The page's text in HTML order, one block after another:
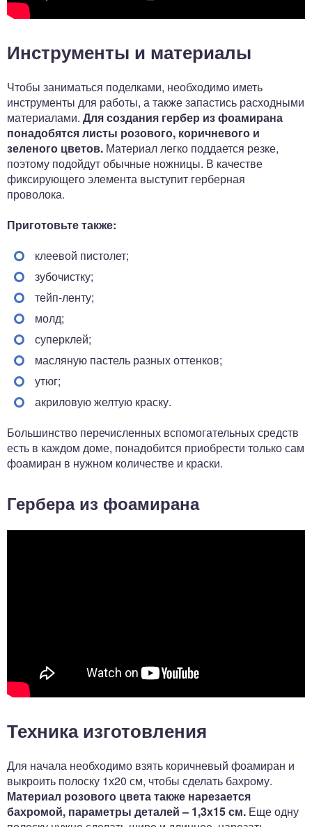
Инструменты и материалы
Чтобы заниматься поделками, необходимо иметь
инструменты для работы, а также запастись расходными
материалами. Для создания гербер из фоамирана
понадобятся листы розового, коричневого и
зеленого цветов. Материал легко поддается резке,
поэтому подойдут обычные ножницы. В качестве
фиксирующего элемента выступит герберная
проволока.
Приготовьте также:
клеевой пистолет;
зубочистку;
тейп-ленту;
молд;
суперклей;
масляную пастель разных оттенков;
утюг;
акриловую желтую краску.
Большинство перечисленных вспомогательных средств
есть в каждом доме, понадобится приобрести только сам
фоамиран в нужном количестве и краски.
Гербера из фоамирана
Техника изготовления
Для начала необходимо взять коричневый фоамиран и
выкроить полоску 1х20 см, чтобы сделать бахрому.
Материал розового цвета также нарезается
бахромой, параметры деталей – 1,3х15 см. Еще одну